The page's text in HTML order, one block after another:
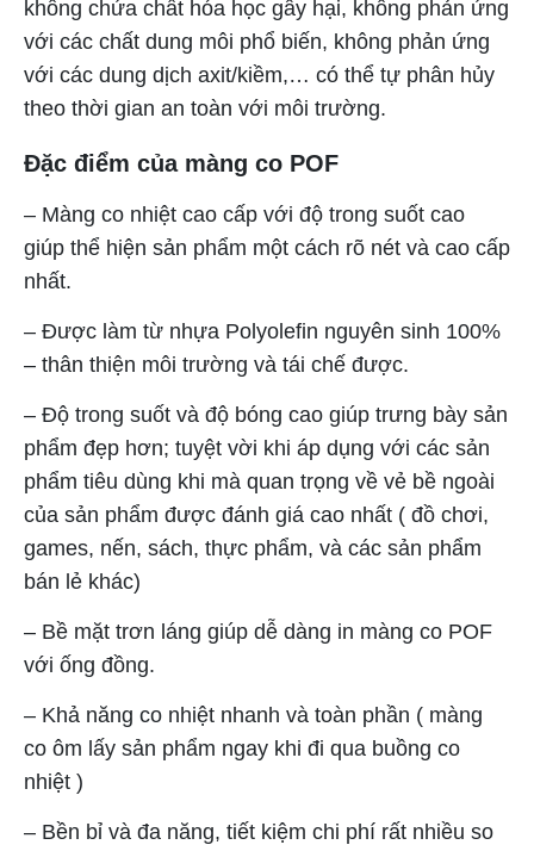
không chứa chất hóa học gây hại, không phản ứng
với các chất dung môi phổ biến, không phản ứng
với các dung dịch axit/kiềm,… có thể tự phân hủy
theo thời gian an toàn với môi trường.
Đặc điểm của màng co POF
– Màng co nhiệt cao cấp với độ trong suốt cao
giúp thể hiện sản phẩm một cách rõ nét và cao cấp
nhất.
– Được làm từ nhựa Polyolefin nguyên sinh 100%
– thân thiện môi trường và tái chế được.
– Độ trong suốt và độ bóng cao giúp trưng bày sản
phẩm đẹp hơn; tuyệt vời khi áp dụng với các sản
phẩm tiêu dùng khi mà quan trọng về vẻ bề ngoài
của sản phẩm được đánh giá cao nhất ( đồ chơi,
games, nến, sách, thực phẩm, và các sản phẩm
bán lẻ khác)
– Bề mặt trơn láng giúp dễ dàng in màng co POF
với ống đồng.
– Khả năng co nhiệt nhanh và toàn phần ( màng
co ôm lấy sản phẩm ngay khi đi qua buồng co
nhiệt )
– Bền bỉ và đa năng, tiết kiệm chi phí rất nhiều so